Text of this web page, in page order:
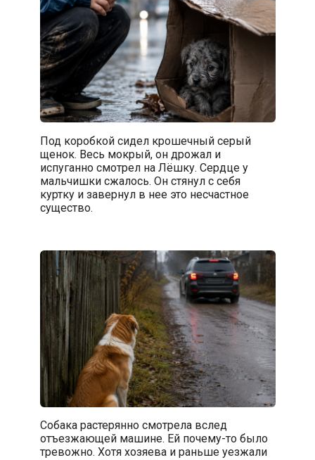
Под коробкой сидел крошечный серый
щенок. Весь мокрый, он дрожал и
испуганно смотрел на Лёшку. Сердце у
мальчишки сжалось. Он стянул с себя
куртку и завернул в нее это несчастное
существо.
Собака растерянно смотрела вслед
отъезжающей машине. Ей почему-то было
тревожно. Хотя хозяева и раньше уезжали